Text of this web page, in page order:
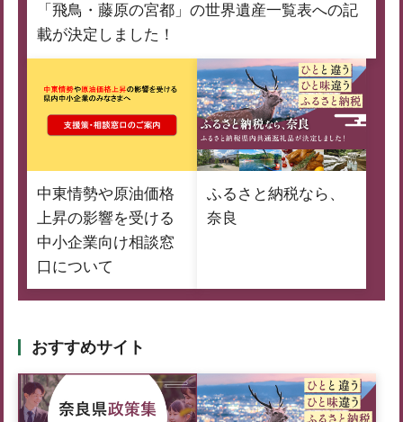
「飛鳥・藤原の宮都」の世界遺産一覧表への記
載が決定しました！
中東情勢や原油価格
上昇の影響を受ける
中小企業向け相談窓
口について
ふるさと納税なら、
奈良
おすすめサイト